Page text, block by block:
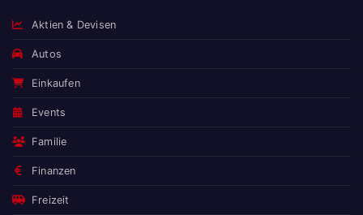
Aktien & Devisen
Autos
Einkaufen
Events
Familie
Finanzen
Freizeit